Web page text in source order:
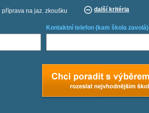
příprava na jaz. zkoušku další kritéria
Kontaktní telefon (kam škola zavolá)